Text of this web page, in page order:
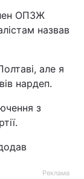
ОПЗЖ
назвав
але я
нардеп.
з
Реклама